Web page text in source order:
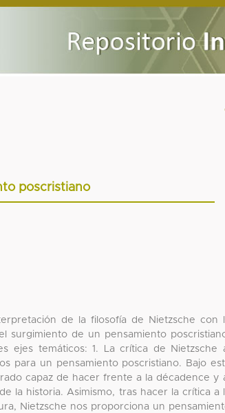
poscristiano
de la filosofía de Nietzsche con
surgimiento de un pensamiento
ejes temáticos: 1. La crítica de Nietzsche
para un pensamiento poscristiano. Bajo
capaz de hacer frente a la décadence y
la historia. Asimismo, tras hacer la crítica a
Nietzsche nos proporciona un